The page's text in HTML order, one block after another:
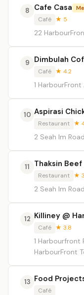
8 Cafe Casa
Café ★ 5
22
9 Dimbulah
Café ★ 4.2
1 HarbourFront
10 Aspirasi
Restaurant ★
2 Seah Im
11 Thaksin
Restaurant ★
2 Seah Im
12 Killiney @
Café ★ 3.8
1 Harbourfront
HarbourFront
13 Food
Café